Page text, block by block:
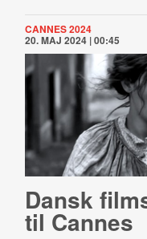
CANNES 2024
20. MAJ 2024 | 00:45
Dansk
til Cannes